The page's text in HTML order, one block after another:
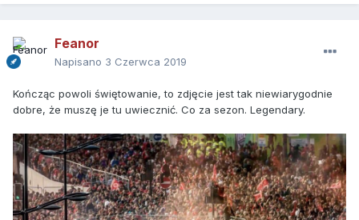
Feanor
Napisano 3 Czerwca 2019
Kończąc powoli świętowanie, to zdjęcie jest tak niewiarygodnie
dobre, że muszę je tu uwiecznić. Co za sezon. Legendary.